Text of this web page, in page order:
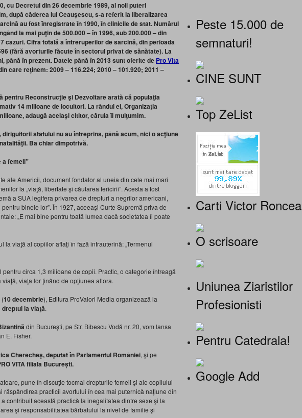
cu Decretul din 26 decembrie 1989, al noii puteri
după căderea lui Ceauşescu, s-a referit la liberalizarea
au fost înregistrate în 1990, în clinicile de stat. Numărul
la mai puţin de 500.000 – în 1996, sub 200.000 – din
cazuri. Cifra totală a întreruperilor de sarcină, din perioada
(fără avorturile făcute în sectorul privat de sănătate). La
în prezent. Datele până în 2013 sunt oferite de Pro Vita
care reţinem: 2009 – 116.224; 2010 – 101.920; 2011 –
pentru Reconstrucţie şi Dezvoltare arată că populaţia
14 milioane de locuitori. La rândul ei, Organizaţia
adaugă acelaşi cititor, căruia îi mulţumim.
statului nu au întreprins, până acum, nici o acţiune
Ba chiar dimpotrivă.
a femeii”
ale Americii, document fondator al uneia din cele mai mari
la „viaţă, libertate şi căutarea fericirii”. Acesta a fost
a SUA legifera privarea de drepturi a negrilor americani,
binele lor”. În 1927, aceeaşi Curte Supremă priva de
„E mai bine pentru toată lumea dacă societatea îi poate
viaţă al copiilor aflaţi în fază intrauterină: „Termenul
circa 1,3 milioane de copii. Practic, o categorie întreagă
viaţa lor ţinând de opţiunea altora.
(10 decembrie), Editura ProValori Media organizează la
la viaţă.
din Bucureşti, pe Str. Bibescu Vodă nr. 20, vom lansa
E. Fisher.
Cherecheş, deputat în Parlamentul României, şi pe
VITA filiala București.
pune în discuţie tocmai drepturile femeii şi ale copilului
practicii avortului în cea mai puternică naţiune din
contribuit această practică la inegalitatea dintre sexe şi la
şi responsabilitatea bărbatului la nivel de familie şi
Peste 15.000 de
semnaturi!
CINE SUNT
Top ZeList
Carti Victor Roncea
O scrisoare
Uniunea Ziaristilor
Profesionisti
Pentru Catedrala!
Google Add